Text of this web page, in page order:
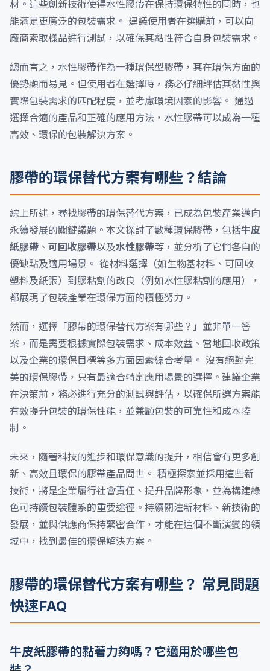
材。這些創新技術使得水性膠帶在保持環保特性的同時，也
能滿足更廣泛的包裝需求。 建議使用者在選購前，可以向
廠商索取樣品進行測試，以確保其黏性符合自身包裝需求。
總而言之，水性膠帶作為一種環保型膠帶，其在環保方面的
優勢顯而易見。但使用者在選擇時，務必仔細評估其黏性與
實際包裝需求的匹配程度，並考慮環境因素的影響。 通過
選擇合適的產品和正確的應用方法，水性膠帶可以成為一種
高效、環保的包裝解決方案。
膠帶的環保替代方案有哪些？結論
綜上所述，尋找膠帶的環保替代方案，已成為包裝產業邁向
永續發展的關鍵議題。本文探討了數種環保膠帶，包括牛皮
紙膠帶 、 可回收膠帶以及水性膠帶等，並分析了它們各自的
優缺點及適用場景。 從材料選擇（如生物基材料、可回收
塑料及紙張）到膠粘劑的改良（例如水性膠粘劑的應用），
都展現了包裝產業在環保方面的積極努力。
然而，選擇「膠帶的環保替代方案有哪些？」並非單一答
案，而是需要根據實際包裝需求、成本效益、當地回收政策
以及企業的環保目標等多方面因素綜合考量。 沒有絕對完
美的環保膠帶，只有最適合特定應用場景的選擇。建議企業
在決策前，務必進行充分的測試與評估，以確保所選方案能
有效提升包裝的環保性能，並兼顧包裝的可靠性和成本控
制。
未來，隨著科技的進步和環保意識的提升，相信會有更多創
新、高效且環保的膠帶產品問世。 積極探索並採用這些新
技術，將是企業履行社會責任、提升品牌形象，並為構建綠
色可持續包裝體系的重要途徑。持續關注新材料、新技術的
發展，並與供應商保持緊密合作，才能在這個不斷演變的領
域中，找到最佳的環保解決方案。
膠帶的環保替代方案有哪些？ 常見問題
快速FAQ
牛皮紙膠帶的黏著力夠嗎？它適用於哪些包